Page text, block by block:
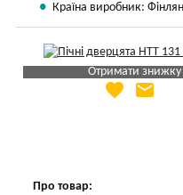
Країна виробник:
Отримати знижку
Яка Ваша ціна
favorite email
Про товар: